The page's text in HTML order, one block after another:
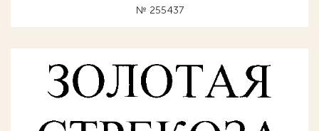
№ 255437